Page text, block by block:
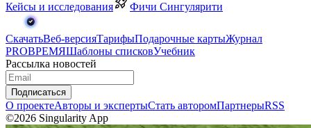
Кейсы и исследования
Фичи Сингулярити
СкачатьВеб-версияТарифыПодарочные картыЖурнал
PROВРЕМЯШаблоны списковУчебник
Рассылка новостей
Подписаться
О проектеАвторы и экспертыСтать авторомПартнерыRSS
©2026 Singularity App